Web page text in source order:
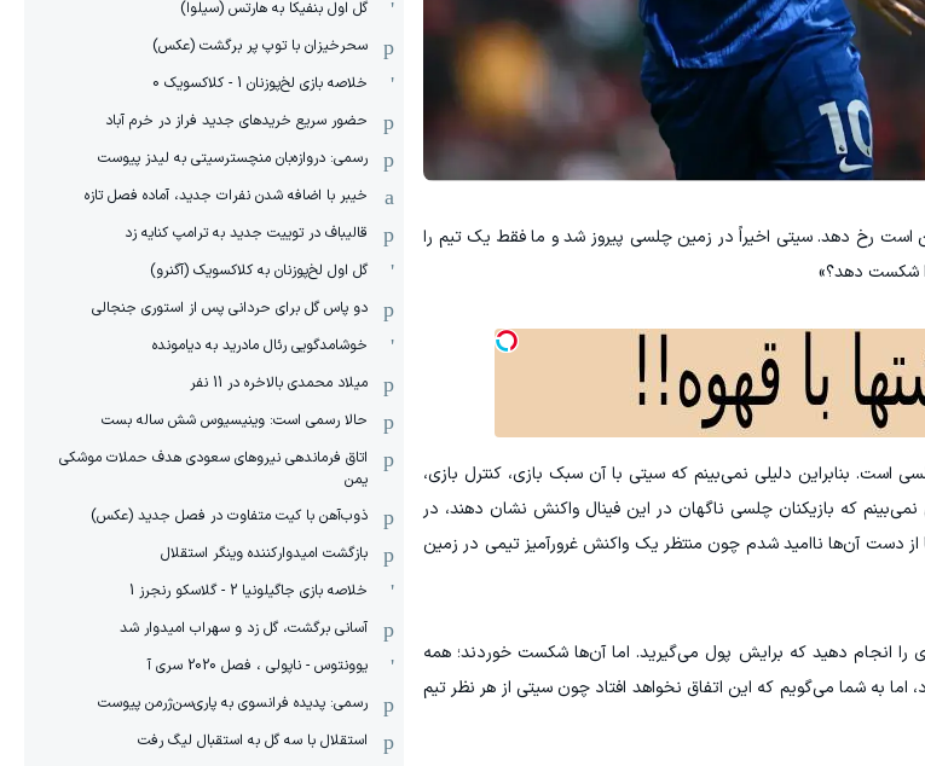
رخ دهد. سیتی اخیراً در زمین چلسی پیروز شد و ما فقط یک تیم را
شکست دهد؟»
بنابراین دلیلی نمی‌بینم که سیتی با آن سبک بازی، کنترل بازی،
که بازیکنان چلسی ناگهان در این فینال واکنش نشان دهند، در
از دست آن‌ها ناامید شدم چون منتظر یک واکنش غرورآمیز تیمی در زمین
را انجام دهید که برایش پول می‌گیرید. اما آن‌ها شکست خوردند؛ همه
به شما می‌گویم که این اتفاق نخواهد افتاد چون سیتی از هر نظر تیم
گل اول بنفیکا به هارتس (سیلوا)
سحرخیزان با توپ پر برگشت (عکس)
خلاصه بازی لخ‌پوزنان 1 - کلاکسویک 0
حضور سریع خریدهای جدید فراز در خرم آباد
رسمی: دروازه‌بان منچسترسیتی به لیدز پیوست
خیبر با اضافه شدن نفرات جدید، آماده فصل تازه
قالیباف در توییت جدید به ترامپ کنایه زد
گل اول لخ‌پوزنان به کلاکسویک (آگنرو)
دو پاس گل برای حردانی پس از استوری جنجالی
خوشامدگویی رئال مادرید به دیامونده
میلاد محمدی بالاخره در 11 نفر
حالا رسمی است: وینیسیوس شش ساله بست
اتاق فرماندهی نیروهای سعودی هدف حملات موشکی
یمن
ذوب‌آهن با کیت متفاوت در فصل جدید (عکس)
بازگشت امیدوارکننده وینگر استقلال
خلاصه بازی جاگیلونیا 2 - گلاسکو رنجرز 1
آسانی برگشت، گل زد و سهراب امیدوار شد
یوونتوس - ناپولی ، فصل 2020 سری آ
رسمی: پدیده فرانسوی به پاری‌سن‌ژرمن پیوست
استقلال با سه گل به استقبال لیگ رفت